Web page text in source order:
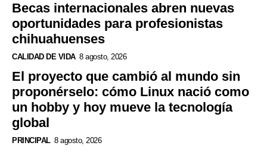
Becas internacionales abren nuevas
oportunidades para profesionistas
chihuahuenses
CALIDAD DE VIDA 8 agosto, 2026
El proyecto que cambió al mundo sin
proponérselo: cómo Linux nació como
un hobby y hoy mueve la tecnología
global
PRINCIPAL 8 agosto, 2026